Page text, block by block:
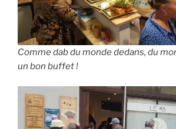
Comme dab du monde dedans, du
un bon buffet !